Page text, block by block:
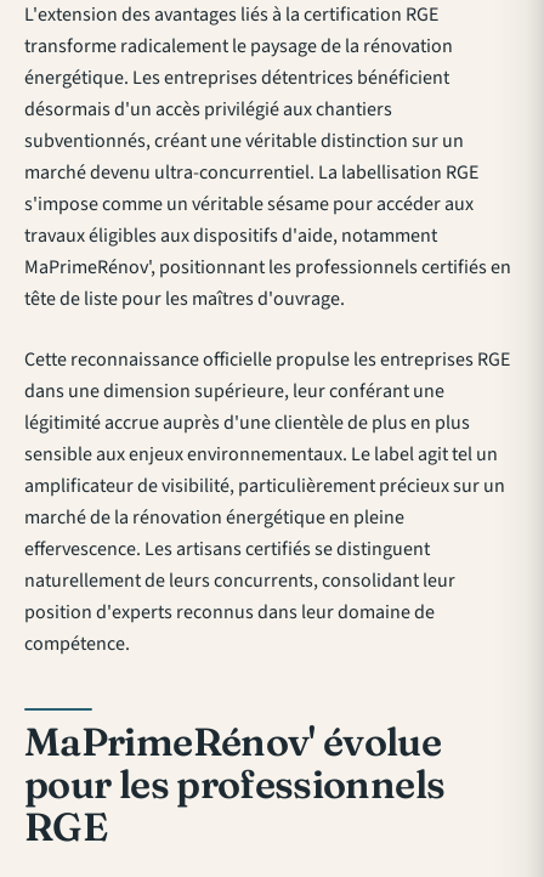
L'extension des avantages liés à la certification RGE
transforme radicalement le paysage de la rénovation
énergétique. Les entreprises détentrices bénéficient
désormais d'un accès privilégié aux chantiers
subventionnés, créant une véritable distinction sur un
marché devenu ultra-concurrentiel. La labellisation RGE
s'impose comme un véritable sésame pour accéder aux
travaux éligibles aux dispositifs d'aide, notamment
MaPrimeRénov', positionnant les professionnels certifiés en
tête de liste pour les maîtres d'ouvrage.
Cette reconnaissance officielle propulse les entreprises RGE
dans une dimension supérieure, leur conférant une
légitimité accrue auprès d'une clientèle de plus en plus
sensible aux enjeux environnementaux. Le label agit tel un
amplificateur de visibilité, particulièrement précieux sur un
marché de la rénovation énergétique en pleine
effervescence. Les artisans certifiés se distinguent
naturellement de leurs concurrents, consolidant leur
position d'experts reconnus dans leur domaine de
compétence.
MaPrimeRénov' évolue
pour les professionnels
RGE